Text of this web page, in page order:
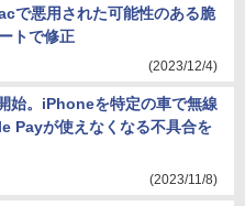
で悪用された可能性のある脆
トで修正
(2023/12/4)
始。iPhoneを特定の車で無線
Payが使えなくなる不具合を
(2023/11/8)